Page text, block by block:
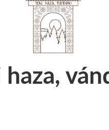
haza,